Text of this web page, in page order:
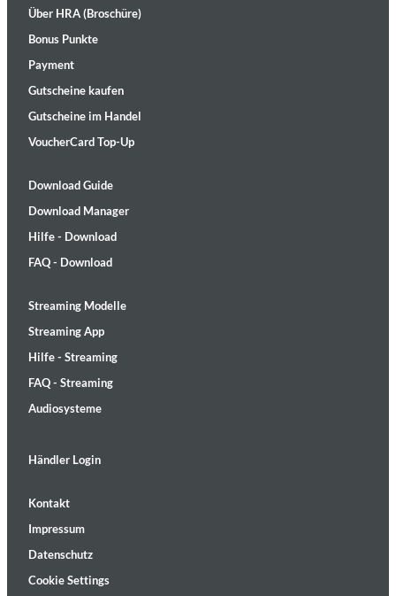
Über HRA (Broschüre)
Bonus Punkte
Payment
Gutscheine kaufen
Gutscheine im Handel
VoucherCard Top-Up
Download Guide
Download Manager
Hilfe - Download
FAQ - Download
Streaming Modelle
Streaming App
Hilfe - Streaming
FAQ - Streaming
Audiosysteme
Händler Login
Kontakt
Impressum
Datenschutz
Cookie Settings